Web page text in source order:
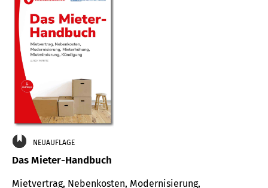
NEUAUFLAGE
Das Mieter-Handbuch
Mietvertrag, Nebenkosten, Modernisierung,